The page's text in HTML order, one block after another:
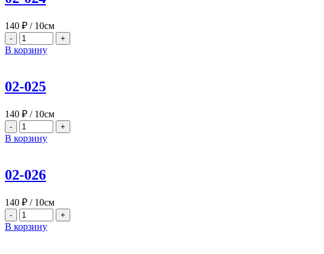
140 ₽ / 10см
- +
В корзину
02-025
140 ₽ / 10см
- +
В корзину
02-026
140 ₽ / 10см
- +
В корзину